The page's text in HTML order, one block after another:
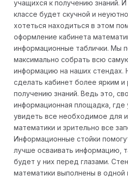
учащихся к получению знаний.
классе будет скучной и
хотеться находиться в этом
оформление кабинета
информационные таблички. Мы
максимально собрать всю
информацию на наших стендах.
сделать кабинет более ярким
получению знаний. Ведь это,
информационная площадка, где
увидеть все необходимое для
математики и зрительно все
Информационные стойки
лучше осваивать информацию,
будет у них перед глазами.
математики выполнены в одной